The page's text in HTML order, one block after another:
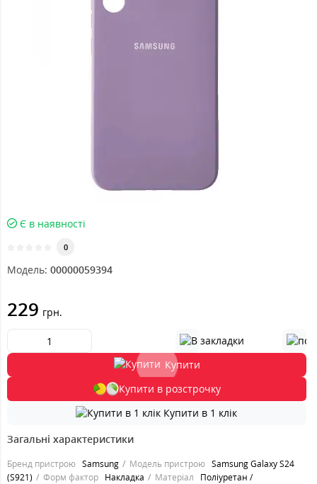
Є в наявності
0
Модель: 00000059394
229 грн.
Купити
Купити в розстрочку
Купити в 1 клік
Загальні характеристики
Бренд пристрою Samsung Модель пристрою Samsung Galaxy S24
(S921)
Форм фактор Накладка Матеріал
Поліуретан /